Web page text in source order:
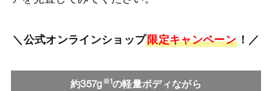
＼公式オンラインショップ限定キャンペーン！／
約357g※1の軽量ボディながら